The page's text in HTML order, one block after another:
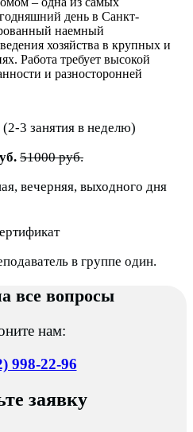
день в Санкт-
наемный
хозяйства в крупных и
Работа требует высокой
и разносторонней
3 занятия в неделю)
51000 руб.
вечерняя, выходного дня
в группе один.
все вопросы
нам:
998-22-96
заявку